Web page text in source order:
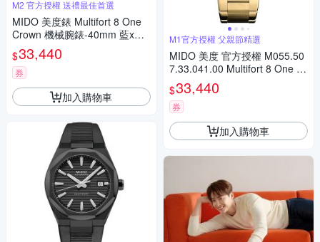
M2 官方授權 送禮最佳首選
MIDO 美度錶 Multifort 8 One
Crown 機械腕錶-40mm 藍x金
色 M0555073304100
$33,440
券
加入購物車
M1官方授權 父親節精選
MIDO 美度 官方授權 M055.50
7.33.041.00 Multifort 8 One Cr
own 先鋒系列 幾何八角機械錶
寵爸時刻 送禮推薦-藍x金 M05
55073304100
$33,440
券
加入購物車